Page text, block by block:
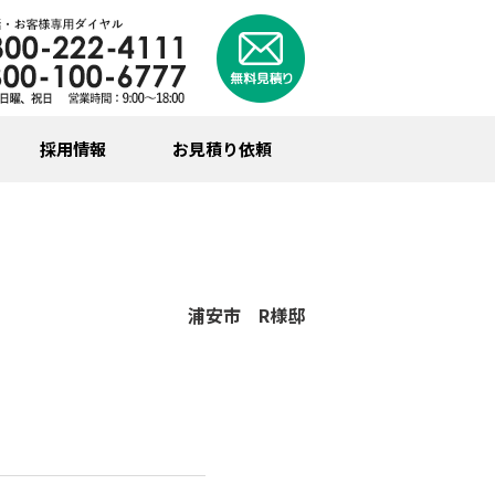
採用情報 お見積り依頼
浦安市 R様邸